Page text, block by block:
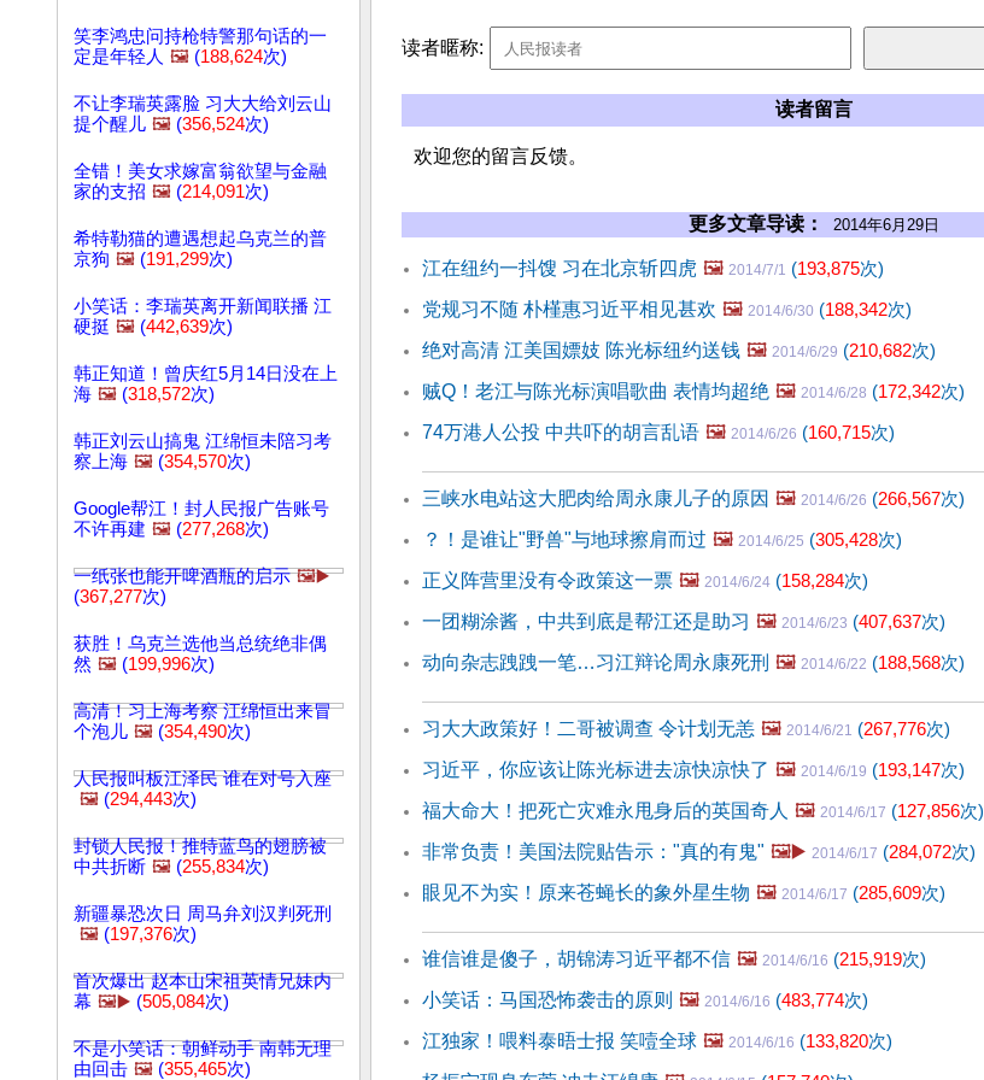
笑李鸿忠问持枪特警那句话的一
定是年轻人 🖼️ (188,624次)
不让李瑞英露脸 习大大给刘云山
提个醒儿 🖼️ (356,524次)
全错！美女求嫁富翁欲望与金融
家的支招 🖼️ (214,091次)
希特勒猫的遭遇想起乌克兰的普
京狗 🖼️ (191,299次)
小笑话：李瑞英离开新闻联播 江
硬挺 🖼️ (442,639次)
韩正知道！曾庆红5月14日没在上
海 🖼️ (318,572次)
韩正刘云山搞鬼 江绵恒未陪习考
察上海 🖼️ (354,570次)
Google帮江！封人民报广告账号
不许再建 🖼️ (277,268次)
一纸张也能开啤酒瓶的启示 🖼️▶️
(367,277次)
获胜！乌克兰选他当总统绝非偶
然 🖼️ (199,996次)
高清！习上海考察 江绵恒出来冒
个泡儿 🖼️ (354,490次)
人民报叫板江泽民 谁在对号入座
🖼️ (294,443次)
封锁人民报！推特蓝鸟的翅膀被
中共折断 🖼️ (255,834次)
新疆暴恐次日 周马弁刘汉判死刑
🖼️ (197,376次)
首次爆出 赵本山宋祖英情兄妹内
幕 🖼️▶️ (505,084次)
不是小笑话：朝鲜动手 南韩无理
由回击 🖼️ (355,465次)
读者暱称:
读者留言
欢迎您的留言反馈。
更多文章导读： 2014年6月29日
江在纽约一抖馊 习在北京斩四虎 🖼️ 2014/7/1 (193,875次)
党规习不随 朴槿惠习近平相见甚欢 🖼️ 2014/6/30 (188,342次)
绝对高清 江美国嫖妓 陈光标纽约送钱 🖼️ 2014/6/29 (210,682次)
贼Q！老江与陈光标演唱歌曲 表情均超绝 🖼️ 2014/6/28 (172,342次)
74万港人公投 中共吓的胡言乱语 🖼️ 2014/6/26 (160,715次)
三峡水电站这大肥肉给周永康儿子的原因 🖼️ 2014/6/26 (266,567次)
？！是谁让"野兽"与地球擦肩而过 🖼️ 2014/6/25 (305,428次)
正义阵营里没有令政策这一票 🖼️ 2014/6/24 (158,284次)
一团糊涂酱，中共到底是帮江还是助习 🖼️ 2014/6/23 (407,637次)
动向杂志跩跩一笔…习江辩论周永康死刑 🖼️ 2014/6/22 (188,568次)
习大大政策好！二哥被调查 令计划无恙 🖼️ 2014/6/21 (267,776次)
习近平，你应该让陈光标进去凉快凉快了 🖼️ 2014/6/19 (193,147次)
福大命大！把死亡灾难永甩身后的英国奇人 🖼️ 2014/6/17 (127,856次)
非常负责！美国法院贴告示："真的有鬼" 🖼️▶️ 2014/6/17 (284,072次)
眼见不为实！原来苍蝇长的象外星生物 🖼️ 2014/6/17 (285,609次)
谁信谁是傻子，胡锦涛习近平都不信 🖼️ 2014/6/16 (215,919次)
小笑话：马国恐怖袭击的原则 🖼️ 2014/6/16 (483,774次)
江独家！喂料泰晤士报 笑噎全球 🖼️ 2014/6/16 (133,820次)